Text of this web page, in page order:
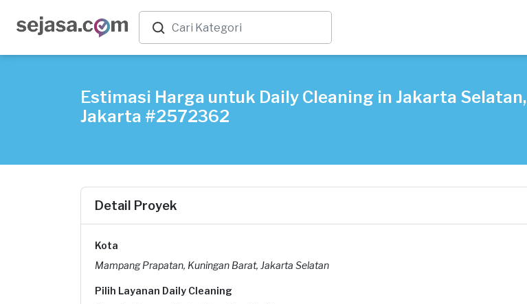
Estimasi Harga untuk Daily Cleaning in Jakarta Selatan,
Jakarta #2572362
Detail Proyek
Kota
Mampang Prapatan, Kuningan Barat, Jakarta Selatan
Pilih Layanan Daily Cleaning